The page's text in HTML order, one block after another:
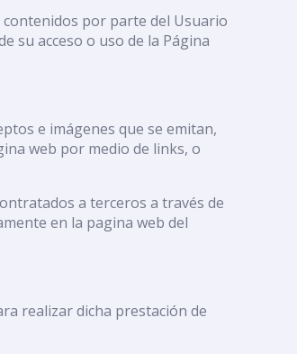
contenidos por parte del Usuario
su acceso o uso de la Página
e imágenes que se emitan,
web por medio de links, o
a terceros a través de
en la pagina web del
realizar dicha prestación de